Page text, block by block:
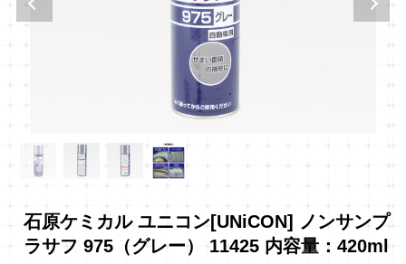
石原ケミカル ユニコン[UNiCON] ノンサンプ
ラサフ 975（グレー） 11425 内容量：420ml